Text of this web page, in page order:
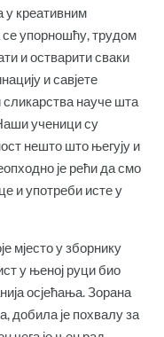
у креативним
се упорношћу, трудом
и остварити сваки
и савјете
сликарства науче шта
Наши ученици су
нешто што његују и
је рећи да смо
и употреби исте у
мјесто у зборнику
у њеној руци био
осјећања. Зорана
добила је похвалу за